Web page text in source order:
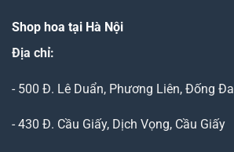
Shop hoa tại Hà Nội
Địa chỉ:
- 500 Đ. Lê Duẩn, Phương Liên, Đống Đa
- 430 Đ. Cầu Giấy, Dịch Vọng, Cầu Giấy